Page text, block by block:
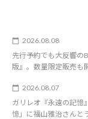
2026.08.08
先行予約でも大反響
版』。数量限定販売も
2026.08.07
ガリレオ『永遠の記憶
憶」に福山雅治さんと